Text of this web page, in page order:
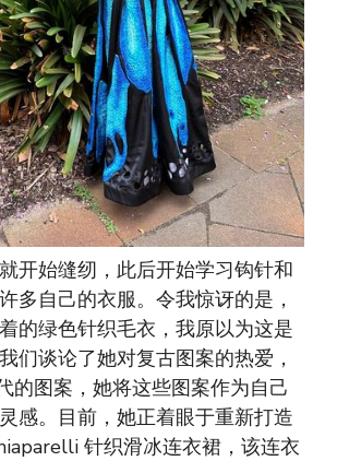
开始缝纫，此后开始学习钩针和
多自己的衣服。令我惊讶的是，
的绿色针织毛衣，我原以为这是
们谈论了她对复古图案的热爱，
的图案，她将这些图案作为自己
感。目前，她正着眼于重新打造
针织滑冰连衣裙，该连衣